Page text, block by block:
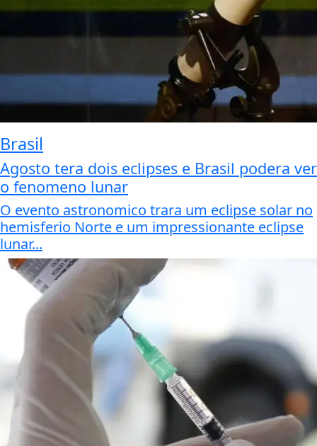
Brasil
Agosto tera dois eclipses e Brasil podera ver
o fenomeno lunar
O evento astronomico trara um eclipse solar no
hemisferio Norte e um impressionante eclipse
lunar...